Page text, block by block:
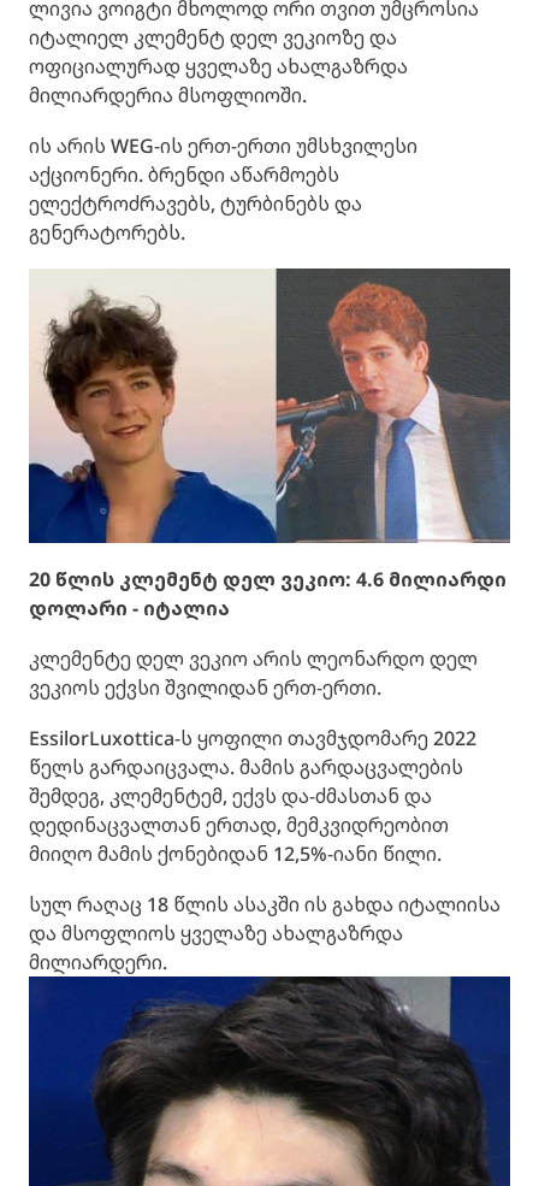
ლივია ვოიგტი მხოლოდ ორი თვით უმცროსია
იტალიელ კლემენტ დელ ვეკიოზე და
ოფიციალურად ყველაზე ახალგაზრდა
მილიარდერია მსოფლიოში.
ის არის WEG-ის ერთ-ერთი უმსხვილესი
აქციონერი. ბრენდი აწარმოებს
ელექტროძრავებს, ტურბინებს და
გენერატორებს.
20 წლის კლემენტ დელ ვეკიო: 4.6 მილიარდი
დოლარი - იტალია
კლემენტე დელ ვეკიო არის ლეონარდო დელ
ვეკიოს ექვსი შვილიდან ერთ-ერთი.
EssilorLuxottica-ს ყოფილი თავმჯდომარე 2022
წელს გარდაიცვალა. მამის გარდაცვალების
შემდეგ, კლემენტემ, ექვს და-ძმასთან და
დედინაცვალთან ერთად, მემკვიდრეობით
მიიღო მამის ქონებიდან 12,5%-იანი წილი.
სულ რაღაც 18 წლის ასაკში ის გახდა იტალიისა
და მსოფლიოს ყველაზე ახალგაზრდა
მილიარდერი.